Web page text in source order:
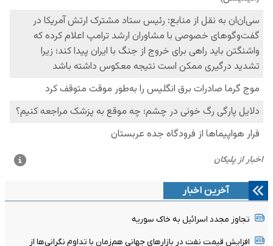
آخرین اخبار
تجاوز مجدد اسرائیل به خاک سوریه
افزایش قیمت نفت در بازارهای جهانی هم‌زمان با تداوم نگرانی‌ها از